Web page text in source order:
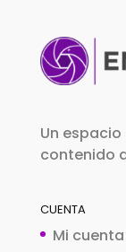
Un
contenido
CUENTA
Mi cuenta